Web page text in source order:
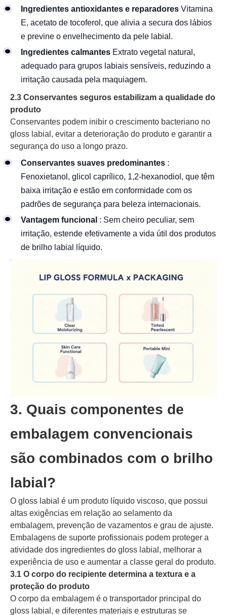
Ingredientes antioxidantes e reparadores Vitamina
E, acetato de tocoferol, que alivia a secura dos lábios
e previne o envelhecimento da pele labial.
Ingredientes calmantes Extrato vegetal natural,
adequado para grupos labiais sensíveis, reduzindo a
irritação causada pela maquiagem.
2.3 Conservantes seguros estabilizam a qualidade do
produto
Conservantes podem inibir o crescimento bacteriano no
gloss labial, evitar a deterioração do produto e garantir a
segurança do uso a longo prazo.
Conservantes suaves predominantes :
Fenoxietanol, glicol caprílico, 1,2-hexanodiol, que têm
baixa irritação e estão em conformidade com os
padrões de segurança para beleza internacionais.
Vantagem funcional : Sem cheiro peculiar, sem
irritação, estende efetivamente a vida útil dos produtos
de brilho labial líquido.
3. Quais componentes de
embalagem convencionais
são combinados com o brilho
labial?
O gloss labial é um produto líquido viscoso, que possui
altas exigências em relação ao selamento da
embalagem, prevenção de vazamentos e grau de ajuste.
Embalagens de suporte profissionais podem proteger a
atividade dos ingredientes do gloss labial, melhorar a
experiência de uso e aumentar a classe geral do produto.
3.1 O corpo do recipiente determina a textura e a
proteção do produto
O corpo da embalagem é o transportador principal do
gloss labial, e diferentes materiais e estruturas se